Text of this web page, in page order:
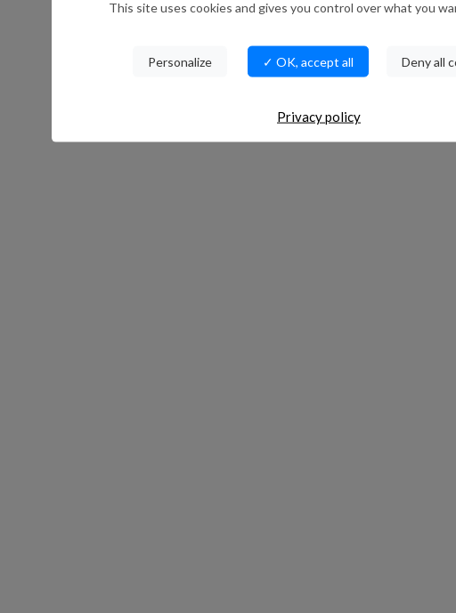
This site uses cookies and gives you control over what you
Personalize ✓ OK, accept all Deny all
Privacy policy